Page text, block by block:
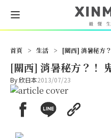
首頁 > 生活 > [關西] 消暑秘方
[關西] 消暑秘方？！
By欣日本2013/07/23